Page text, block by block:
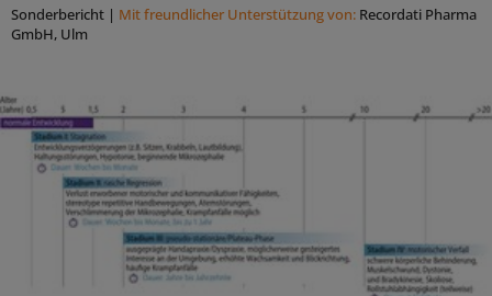
Sonderbericht | Mit freundlicher Unterstützung von: Recordati Pharma
GmbH, Ulm